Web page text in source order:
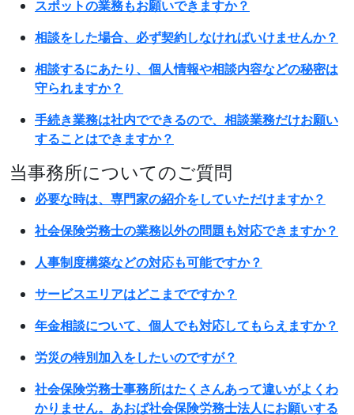
スポットの業務もお願いできますか？
相談をした場合、必ず契約しなければいけませんか？
相談するにあたり、個人情報や相談内容などの秘密は
守られますか？
手続き業務は社内でできるので、相談業務だけお願い
することはできますか？
当事務所についてのご質問
必要な時は、専門家の紹介をしていただけますか？
社会保険労務士の業務以外の問題も対応できますか？
人事制度構築などの対応も可能ですか？
サービスエリアはどこまでですか？
年金相談について、個人でも対応してもらえますか？
労災の特別加入をしたいのですが？
社会保険労務士事務所はたくさんあって違いがよくわ
かりません。あおば社会保険労務士法人にお願いする